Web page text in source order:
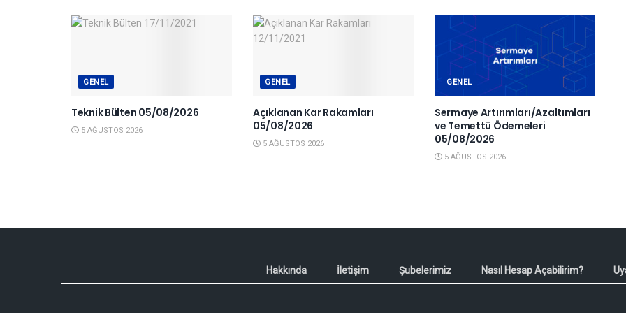
GENEL
Teknik Bülten 05/08/2026
5 AĞUSTOS 2026
GENEL
Açıklanan Kar Rakamları
05/08/2026
5 AĞUSTOS 2026
GENEL
Sermaye Artırımları/Azaltımları
ve Temettü Ödemeleri
05/08/2026
5 AĞUSTOS 2026
Hakkında İletişim Şubelerimiz Nasıl Hesap Açabilirim?